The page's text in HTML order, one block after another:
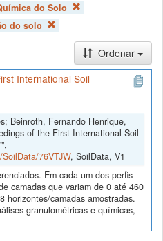
do Solo
do solo
Ordenar
International Soil
Beinroth, Fernando Henrique,
of the First International Soil
76VTJW, SoilData, V1
Em cada um dos perfis
camadas que variam de 0 até 460
horizontes/camadas amostradas.
granulométricas e químicas,